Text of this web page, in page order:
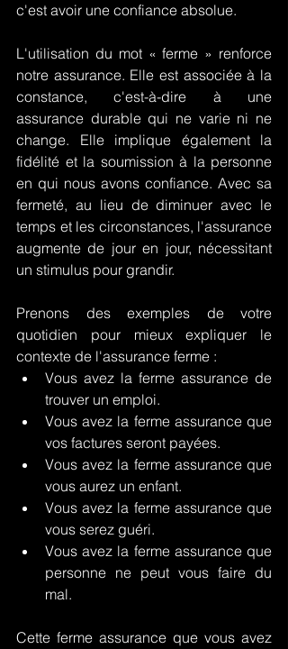
c'est avoir une confiance absolue.
L'utilisation du mot « ferme » renforce
notre assurance. Elle est associée à la
constance, c'est-à-dire à une
assurance durable qui ne varie ni ne
change. Elle implique également la
fidélité et la soumission à la personne
en qui nous avons confiance. Avec sa
fermeté, au lieu de diminuer avec le
temps et les circonstances, l'assurance
augmente de jour en jour, nécessitant
un stimulus pour grandir.
Prenons des exemples de votre
quotidien pour mieux expliquer le
contexte de l'assurance ferme :
Vous avez la ferme assurance de
trouver un emploi.
Vous avez la ferme assurance que
vos factures seront payées.
Vous avez la ferme assurance que
vous aurez un enfant.
Vous avez la ferme assurance que
vous serez guéri.
Vous avez la ferme assurance que
personne ne peut vous faire du
mal.
Cette ferme assurance que vous avez